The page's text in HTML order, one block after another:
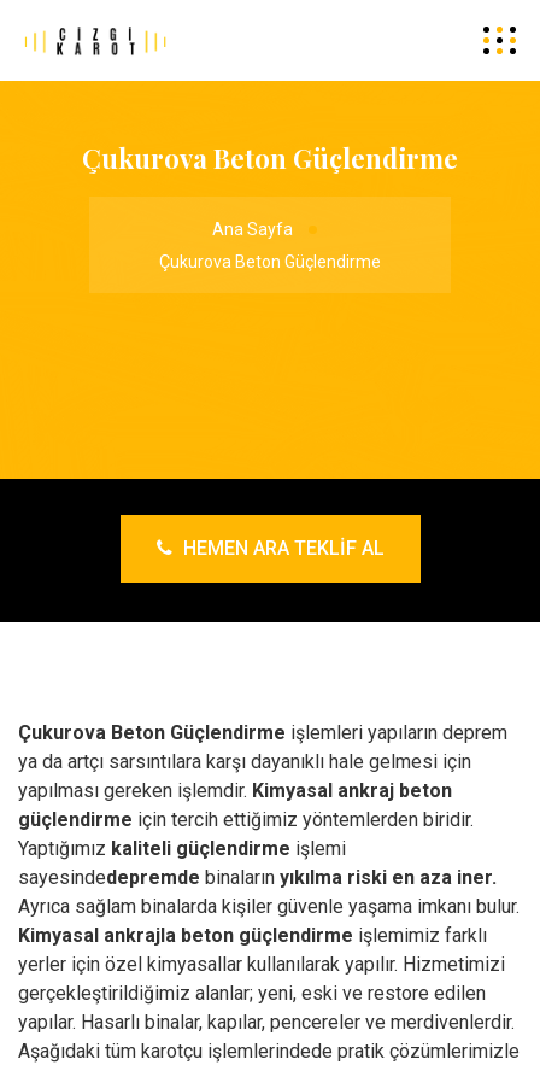
Çukurova Beton Güçlendirme
Ana Sayfa
Çukurova Beton Güçlendirme
HEMEN ARA TEKLIF AL
Çukurova Beton Güçlendirme işlemleri yapıların deprem
ya da artçı sarsıntılara karşı dayanıklı hale gelmesi için
yapılması gereken işlemdir. Kimyasal ankraj beton
güçlendirme için tercih ettiğimiz yöntemlerden biridir.
Yaptığımız kaliteli güçlendirme işlemi
sayesindedepremde binaların yıkılma riski en aza iner.
Ayrıca sağlam binalarda kişiler güvenle yaşama imkanı bulur.
Kimyasal ankrajla beton güçlendirme işlemimiz farklı
yerler için özel kimyasallar kullanılarak yapılır. Hizmetimizi
gerçekleştirildiğimiz alanlar; yeni, eski ve restore edilen
yapılar. Hasarlı binalar, kapılar, pencereler ve merdivenlerdir.
Aşağıdaki tüm karotçu işlemlerindede pratik çözümlerimizle